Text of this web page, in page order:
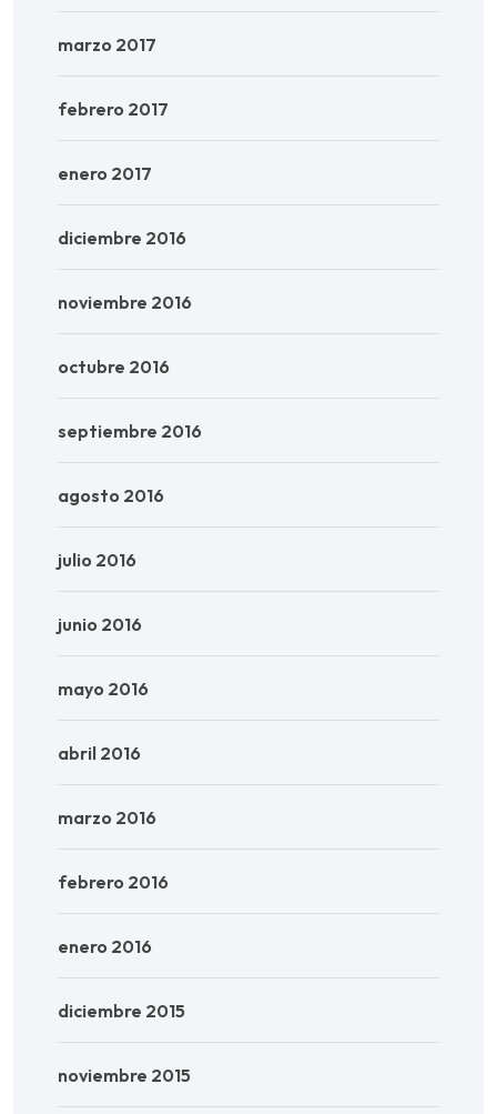
marzo 2017
febrero 2017
enero 2017
diciembre 2016
noviembre 2016
octubre 2016
septiembre 2016
agosto 2016
julio 2016
junio 2016
mayo 2016
abril 2016
marzo 2016
febrero 2016
enero 2016
diciembre 2015
noviembre 2015